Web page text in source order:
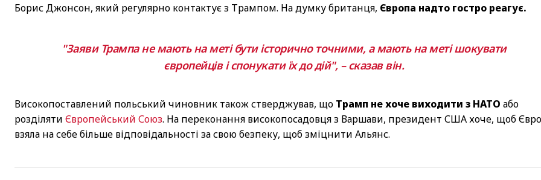
Борис Джонсон, який регулярно контактує з Трампом. На думку британця, Європа надто гостро реагує.
"Заяви Трампа не мають на меті бути історично точними, а мають на меті шокувати
європейців і спонукати їх до дій", – сказав він.
Високопоставлений польський чиновник також стверджував, що Трамп не хоче виходити з НАТО або
розділяти Європейський Союз. На переконання високопосадовця з Варшави, президент США хоче, щоб
взяла на себе більше відповідальності за свою безпеку, щоб зміцнити Альянс.